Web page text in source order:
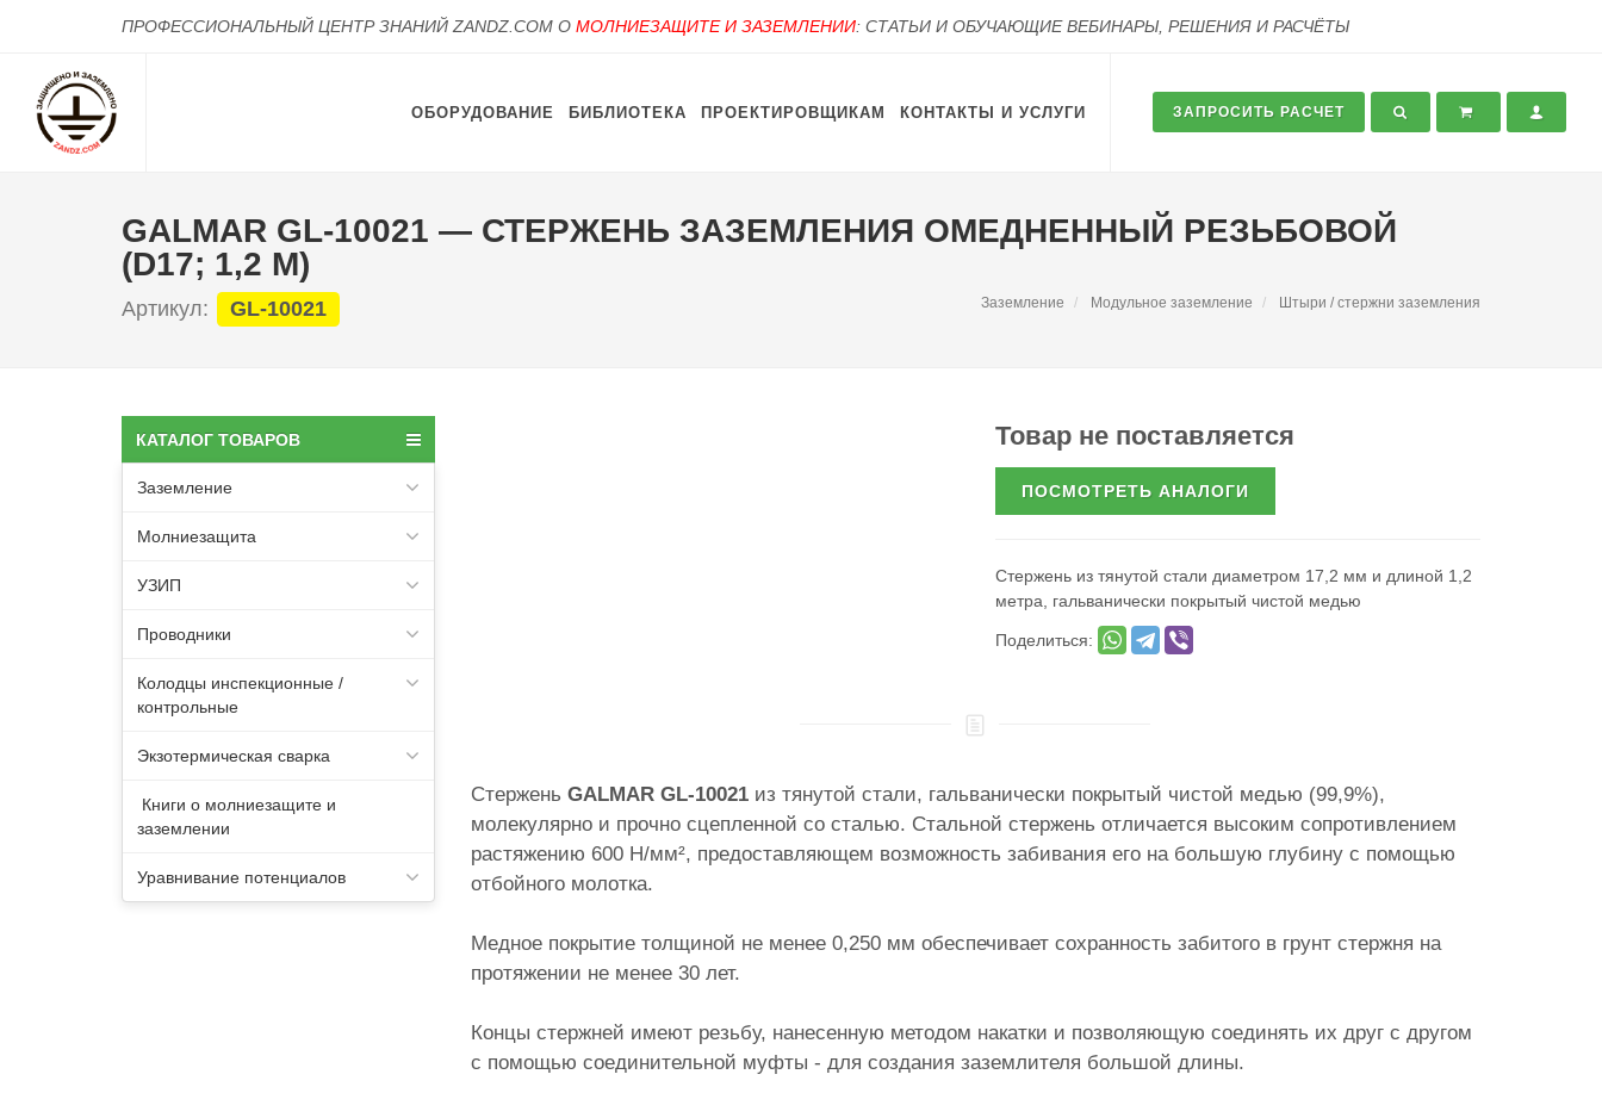
ПРОФЕССИОНАЛЬНЫЙ ЦЕНТР ЗНАНИЙ ZANDZ.COM О МОЛНИЕЗАЩИТЕ И ЗАЗЕМЛЕНИИ: СТАТЬИ И ОБУЧАЮЩИЕ ВЕБИНАРЫ, РЕШЕНИЯ И РАСЧЁТЫ
ОБОРУДОВАНИЕ БИБЛИОТЕКА ПРОЕКТИРОВЩИКАМ КОНТАКТЫ И УСЛУГИ ЗАПРОСИТЬ РАСЧЕТ
GALMAR GL-10021 — СТЕРЖЕНЬ ЗАЗЕМЛЕНИЯ ОМЕДНЕННЫЙ РЕЗЬБОВОЙ
(D17; 1,2 М)
Артикул: GL-10021 Заземление Модульное заземление Штыри / стержни заземления
КАТАЛОГ ТОВАРОВ
Заземление
Молниезащита
УЗИП
Проводники
Колодцы инспекционные /
контрольные
Экзотермическая сварка
Книги о молниезащите и
заземлении
Уравнивание потенциалов
Товар не поставляется
ПОСМОТРЕТЬ АНАЛОГИ
Стержень из тянутой стали диаметром 17,2 мм и длиной 1,2
метра, гальванически покрытый чистой медью
Поделиться:
Стержень GALMAR GL-10021из тянутой стали, гальванически покрытый чистой медью (99,9%),
молекулярно и прочно сцепленной со сталью. Стальной стержень отличается высоким сопротивлением
растяжению 600 Н/мм², предоставляющем возможность забивания его на большую глубину с помощью
отбойного молотка.
Медное покрытие толщиной не менее 0,250 мм обеспечивает сохранность забитого в грунт стержня на
протяжении не менее 30 лет.
Концы стержней имеют резьбу, нанесенную методом накатки и позволяющую соединять их друг с другом
с помощью соединительной муфты - для создания заземлителя большой длины.